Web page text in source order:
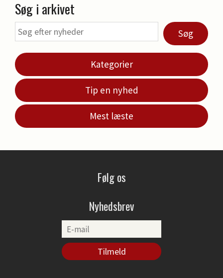
Søg i arkivet
Søg
Kategorier
Tip en nyhed
Mest læste
Følg os
Nyhedsbrev